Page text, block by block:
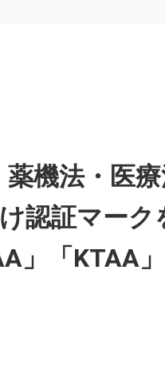
薬機法・医
認証マー
」「KTAA